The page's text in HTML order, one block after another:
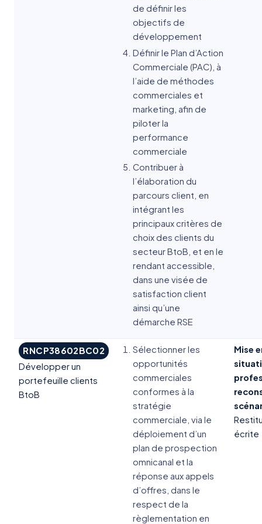
de définir les
objectifs de
développement
Définir le Plan d’Action
Commerciale (PAC), à
l’aide de méthodes
commerciales et
marketing, afin de
piloter la
performance
commerciale
Contribuer à
l’élaboration du
parcours client, en
intégrant les
principaux critères de
choix des clients du
secteur BtoB, et en le
rendant accessible,
dans une visée de
satisfaction client
ainsi qu’une
démarche RSE
RNCP38602BC02
Développer un
portefeuille clients
BtoB
Sélectionner les
opportunités
commerciales
conformes à la
stratégie
commerciale, via le
déploiement d’un
plan de prospection
omnicanal et la
réponse aux appels
d’offres, dans le
respect de la
règlementation en
Mise
écrite